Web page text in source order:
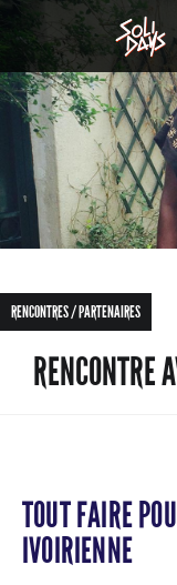
RENCONTRES / PARTENAIRES
RENCONTRE
TOUT FAIRE
IVOIRIENNE